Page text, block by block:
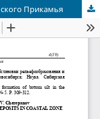
Прикамья